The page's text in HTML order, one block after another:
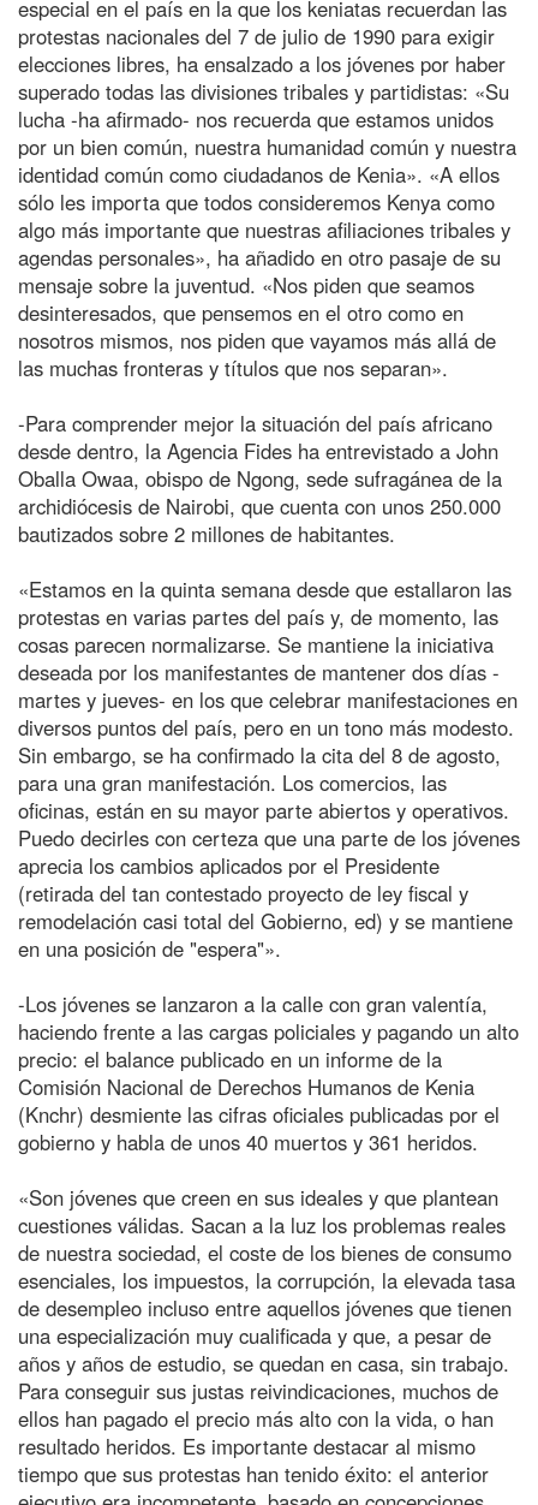
especial en el país en la que los keniatas recuerdan las
protestas nacionales del 7 de julio de 1990 para exigir
elecciones libres, ha ensalzado a los jóvenes por haber
superado todas las divisiones tribales y partidistas: «Su
lucha -ha afirmado- nos recuerda que estamos unidos
por un bien común, nuestra humanidad común y nuestra
identidad común como ciudadanos de Kenia». «A ellos
sólo les importa que todos consideremos Kenya como
algo más importante que nuestras afiliaciones tribales y
agendas personales», ha añadido en otro pasaje de su
mensaje sobre la juventud. «Nos piden que seamos
desinteresados, que pensemos en el otro como en
nosotros mismos, nos piden que vayamos más allá de
las muchas fronteras y títulos que nos separan».
-Para comprender mejor la situación del país africano
desde dentro, la Agencia Fides ha entrevistado a John
Oballa Owaa, obispo de Ngong, sede sufragánea de la
archidiócesis de Nairobi, que cuenta con unos 250.000
bautizados sobre 2 millones de habitantes.
«Estamos en la quinta semana desde que estallaron las
protestas en varias partes del país y, de momento, las
cosas parecen normalizarse. Se mantiene la iniciativa
deseada por los manifestantes de mantener dos días -
martes y jueves- en los que celebrar manifestaciones en
diversos puntos del país, pero en un tono más modesto.
Sin embargo, se ha confirmado la cita del 8 de agosto,
para una gran manifestación. Los comercios, las
oficinas, están en su mayor parte abiertos y operativos.
Puedo decirles con certeza que una parte de los jóvenes
aprecia los cambios aplicados por el Presidente
(retirada del tan contestado proyecto de ley fiscal y
remodelación casi total del Gobierno, ed) y se mantiene
en una posición de "espera"».
-Los jóvenes se lanzaron a la calle con gran valentía,
haciendo frente a las cargas policiales y pagando un alto
precio: el balance publicado en un informe de la
Comisión Nacional de Derechos Humanos de Kenia
(Knchr) desmiente las cifras oficiales publicadas por el
gobierno y habla de unos 40 muertos y 361 heridos.
«Son jóvenes que creen en sus ideales y que plantean
cuestiones válidas. Sacan a la luz los problemas reales
de nuestra sociedad, el coste de los bienes de consumo
esenciales, los impuestos, la corrupción, la elevada tasa
de desempleo incluso entre aquellos jóvenes que tienen
una especialización muy cualificada y que, a pesar de
años y años de estudio, se quedan en casa, sin trabajo.
Para conseguir sus justas reivindicaciones, muchos de
ellos han pagado el precio más alto con la vida, o han
resultado heridos. Es importante destacar al mismo
tiempo que sus protestas han tenido éxito: el anterior